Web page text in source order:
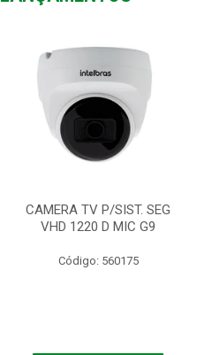
CAMERA TV P/SIST. SEG
VHD 1220 D MIC G9
Código: 560175